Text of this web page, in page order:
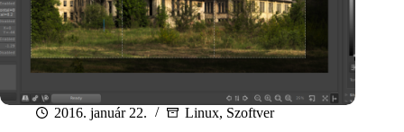
2016. január 22. Linux, Szoftver